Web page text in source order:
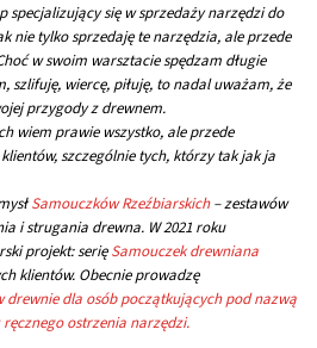
specjalizujący się w sprzedaży narzędzi do
nie tylko sprzedaję te narzędzia, ale przede
w swoim warsztacie spędzam długie
szlifuję, wiercę, piłuję, to nadal uważam, że
przygody z drewnem.
wiem prawie wszystko, ale przede
szczególnie tych, którzy tak jak ja
Samouczków Rzeźbiarskich– zestawów
i strugania drewna. W 2021 roku
projekt: serięSamouczek drewniana
klientów. Obecnie prowadzę
drewnie dla osób początkujących pod nazwą
ostrzenia narzędzi.